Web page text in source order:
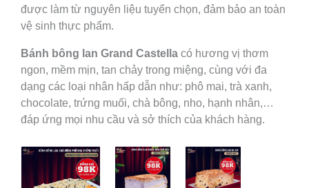
được làm từ nguyên liệu tuyển chọn, đảm bảo an toàn
vệ sinh thực phẩm.
Bánh bông lan Grand Castella có hương vị thơm
ngon, mềm mịn, tan chảy trong miệng, cùng với đa
dạng các loại nhân hấp dẫn như: phô mai, trà xanh,
chocolate, trứng muối, chà bông, nho, hạnh nhân,…
đáp ứng mọi nhu cầu và sở thích của khách hàng.